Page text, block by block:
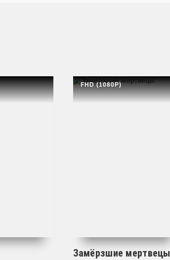
FHD (1080P)
Замёрзшие мертвецы